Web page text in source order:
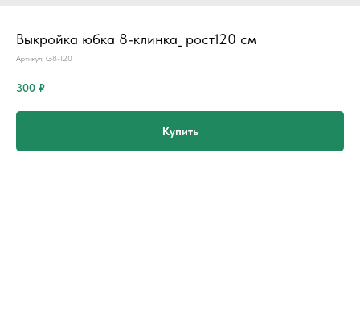
Выкройка юбка 8-клинка_ рост120 см
Артикул: G8-120
300 ₽
Купить